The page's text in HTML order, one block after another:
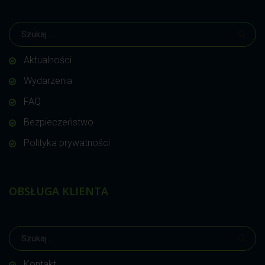
Aktualności
Wydarzenia
FAQ
Bezpieczeństwo
Polityka prywatności
OBSŁUGA KLIENTA